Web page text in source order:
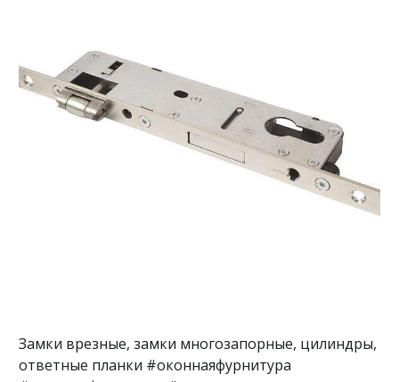
Замки врезные, замки многозапорные, цилиндры,
ответные планки #оконнаяфурнитура